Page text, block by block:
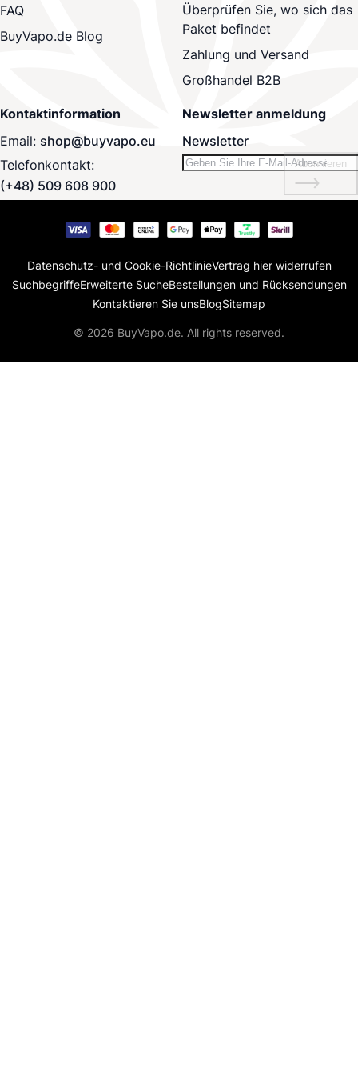
FAQ
BuyVapo.de Blog
Überprüfen Sie, wo sich das
Paket befindet
Zahlung und Versand
Großhandel B2B
Kontaktinformation
Email: shop@buyvapo.eu
Telefonkontakt:
(+48) 509 608 900
Newsletter anmeldung
Newsletter
Abonnieren
Datenschutz- und Cookie-RichtlinieVertrag hier widerrufen
SuchbegriffeErweiterte SucheBestellungen und Rücksendungen
Kontaktieren Sie unsBlogSitemap
© 2026 BuyVapo.de. All rights reserved.